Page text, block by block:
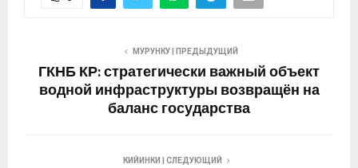
МУРУНКУ | ПРЕДЫДУЩИЙ
ГКНБ КР: стратегически важный объект
водной инфраструктуры возвращён на
баланс государства
КИЙИНКИ | СЛЕДУЮЩИЙ